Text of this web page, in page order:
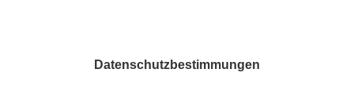
Datenschutzbestimmungen